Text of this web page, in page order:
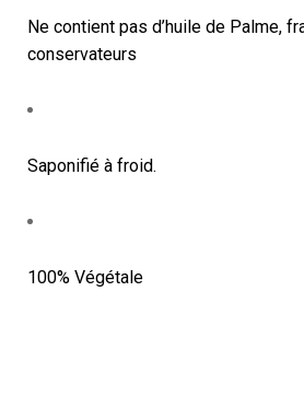
Ne contient pas d’huile de Palme,
conservateurs
Saponifié à froid.
100% Végétale